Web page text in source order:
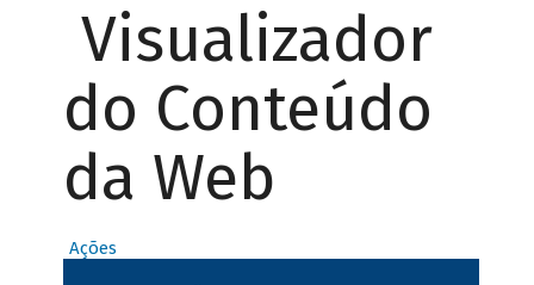
Visualizador
do Conteúdo
da Web
Ações